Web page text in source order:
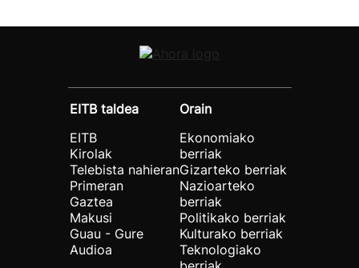
EITB taldea
EITB
Kirolak
Telebista nahieran
Primeran
Gaztea
Makusi
Guau - Gure
Audioa
Orain
Ekonomiako
berriak
Gizarteko berriak
Nazioarteko
berriak
Politikako berriak
Kulturako berriak
Teknologiako